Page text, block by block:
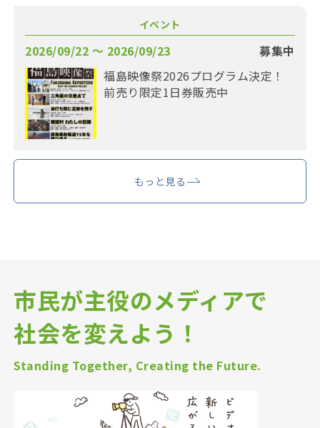
イベント
2026/09/22 〜 2026/09/23
募集中
福島映像祭2026プログラム決定！
前売り限定1日券販売中
もっと見る
市民が主役のメディアで
社会を変えよう！
Standing Together, Creating the Future.